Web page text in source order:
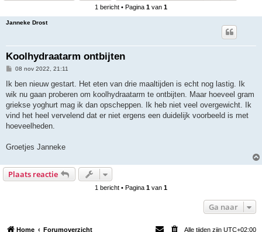
1 bericht • Pagina 1 van 1
Janneke Drost
Koolhydraatarm ontbijten
B
c
h
08 nov 2022, 21:11
Ik ben nieuw gestart. Het eten van drie maaltijden is echt nog lastig. Ik
wik nu gaan proberen om koolhydraatarm te ontbijten. Maar hoeveel gram
griekse yoghurt mag ik dan opscheppen. Ik heb niet veel overgewicht. Ik
vind het heel vervelend dat er niet ergens een duidelijk voorbeeld is met
hoeveelheden.
Groetjes Janneke
Plaats reactie
1 bericht • Pagina 1 van 1
Ga naar
Home Forumoverzicht Alle tijden zijn UTC+02:00